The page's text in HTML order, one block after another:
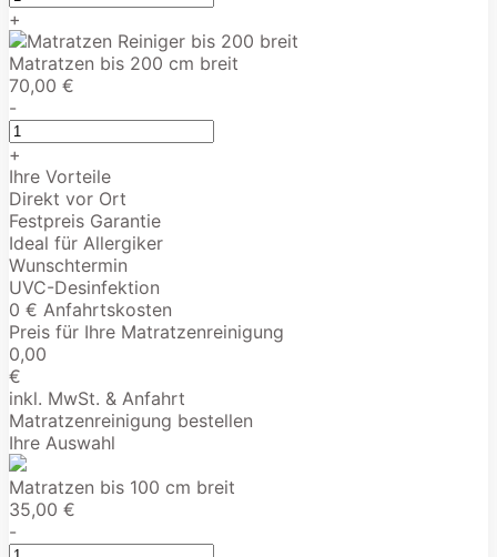
+
Matratzen bis 200 cm breit
70,00 €
-
+
Ihre Vorteile
Direkt vor Ort
Festpreis Garantie
Ideal für Allergiker
Wunschtermin
UVC-Desinfektion
0 € Anfahrtskosten
Preis für Ihre Matratzenreinigung
0,00
€
inkl. MwSt. & Anfahrt
Matratzenreinigung bestellen
Ihre Auswahl
Matratzen bis 100 cm breit
35,00 €
-